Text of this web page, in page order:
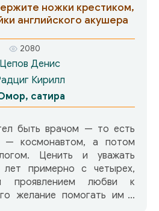
ножки крестиком,
английского акушера
2080
Цепов Денис
Кирилл
сатира
быть врачом — то есть
— космонавтом, а потом
Ценить и уважать
лет примерно с четырех,
проявлением любви к
желание помогать им в